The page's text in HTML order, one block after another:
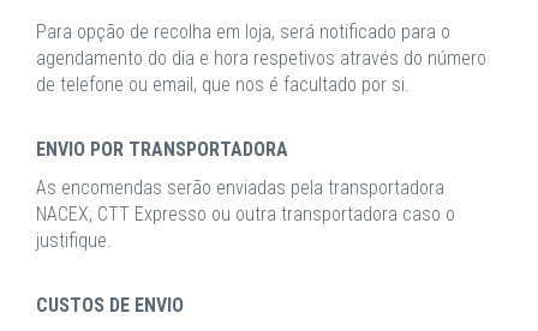
Para opção de recolha em loja, será notificado para o
agendamento do dia e hora respetivos através do número
de telefone ou email, que nos é facultado por si.
ENVIO POR TRANSPORTADORA
As encomendas serão enviadas pela transportadora
NACEX, CTT Expresso ou outra transportadora caso o
justifique.
CUSTOS DE ENVIO